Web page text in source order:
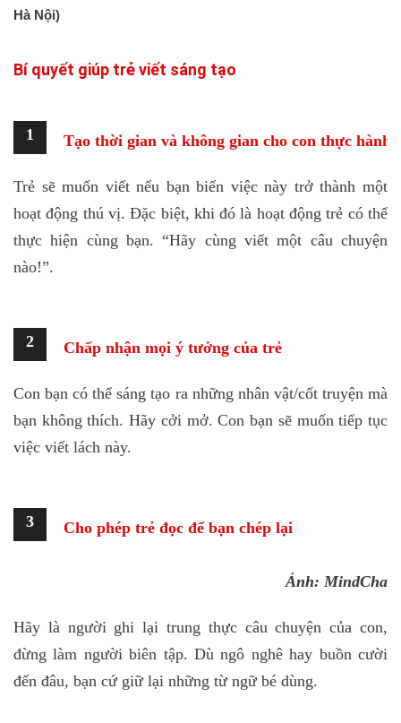
Hà Nội)
Bí quyết giúp trẻ viết sáng tạo
1 Tạo thời gian và không gian cho con thực hành
Trẻ sẽ muốn viết nếu bạn biến việc này trở thành một
hoạt động thú vị. Đặc biệt, khi đó là hoạt động trẻ có thể
thực hiện cùng bạn. “Hãy cùng viết một câu chuyện
nào!”.
2 Chấp nhận mọi ý tưởng của trẻ
Con bạn có thể sáng tạo ra những nhân vật/cốt truyện mà
bạn không thích. Hãy cởi mở. Con bạn sẽ muốn tiếp tục
việc viết lách này.
3 Cho phép trẻ đọc để bạn chép lại
Ảnh:
Hãy là người ghi lại trung thực câu chuyện của con,
đừng làm người biên tập. Dù ngô nghê hay buồn cười
đến đâu, bạn cứ giữ lại những từ ngữ bé dùng.